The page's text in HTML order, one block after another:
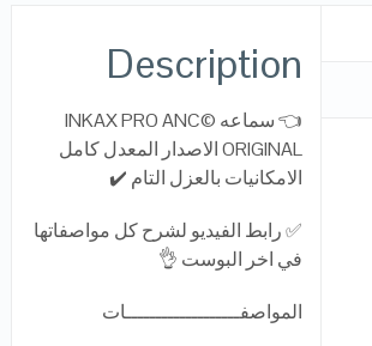
Description
👈 سماعه ©️INKAX PRO ANC
ORIGINAL الاصدار المعدل كامل
الامكانيات بالعزل التام ✔️
✅ رابط الفيديو لشرح كل مواصفاتها
في اخر البوست 👌
المواصفـــــــــــــــــــات